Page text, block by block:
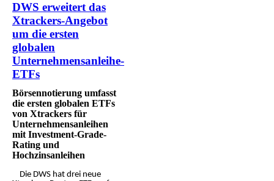
DWS erweitert das
Xtrackers-Angebot
um die ersten
globalen
Unternehmensanleihe-
ETFs
Börsennotierung umfasst
die ersten globalen ETFs
von Xtrackers für
Unternehmensanleihen
mit Investment-Grade-
Rating und
Hochzinsanleihen
Die DWS hat drei neue